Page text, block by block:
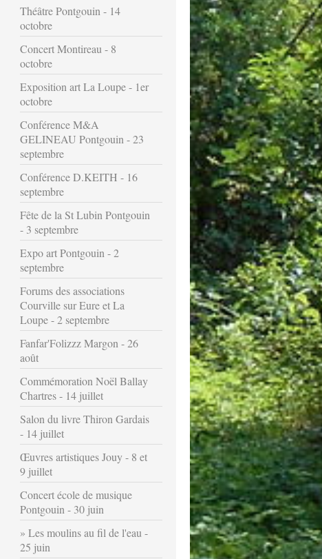
Théâtre Pontgouin - 14
octobre
Concert Montireau - 8
octobre
Exposition art La Loupe - 1er
octobre
Conférence M&A
GELINEAU Pontgouin - 23
septembre
Conférence D.KEITH - 16
septembre
Fête de la St Lubin Pontgouin
- 3 septembre
Expo art Pontgouin - 2
septembre
Forums des associations
Courville sur Eure et La
Loupe - 2 septembre
Fanfar'Folizzz Margon - 26
août
Commémoration Noël Ballay
Chartres - 14 juillet
Salon du livre Thiron Gardais
- 14 juillet
Œuvres artistiques Jouy - 8 et
9 juillet
Concert école de musique
Pontgouin - 30 juin
Les moulins au fil de l'eau -
25 juin